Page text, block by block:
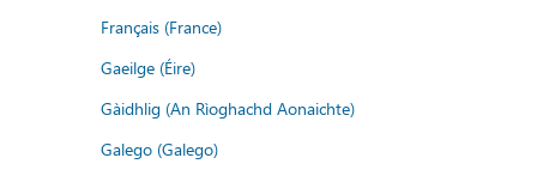
Français (France)
Gaeilge (Éire)
Gàidhlig (An Rìoghachd Aonaichte)
Galego (Galego)